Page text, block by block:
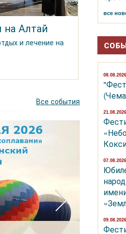
на Алтай
и лечение на
Все события
все
08.08.2026
09.08.2026